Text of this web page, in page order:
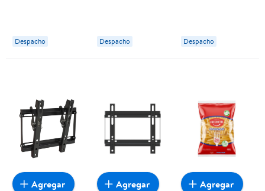
Despacho Despacho Despacho
Agregar Agregar Agregar